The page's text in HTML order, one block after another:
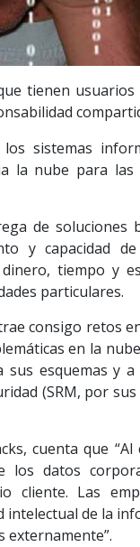
tienen
sistemas
la nube para
de soluciones
y capacidad
tiempo y
particulares.
consigo retos
en la
esquemas y
(SRM, por
cuenta que
los datos
cliente. Las
de la
externamente”.